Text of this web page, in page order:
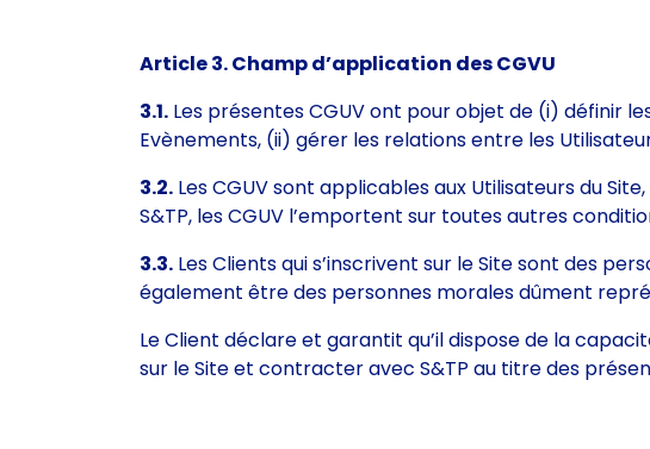
Article 3. Champ d’application des CGVU
3.1. Les présentes CGUV ont pour objet de (i) définir
Evènements, (ii) gérer les relations entre les
3.2. Les CGUV sont applicables aux Utilisateurs du
S&TP, les CGUV l’emportent sur toutes autres
3.3. Les Clients qui s’inscrivent sur le Site sont des
également être des personnes morales dûment
Le Client déclare et garantit qu’il dispose de la
sur le Site et contracter avec S&TP au titre des